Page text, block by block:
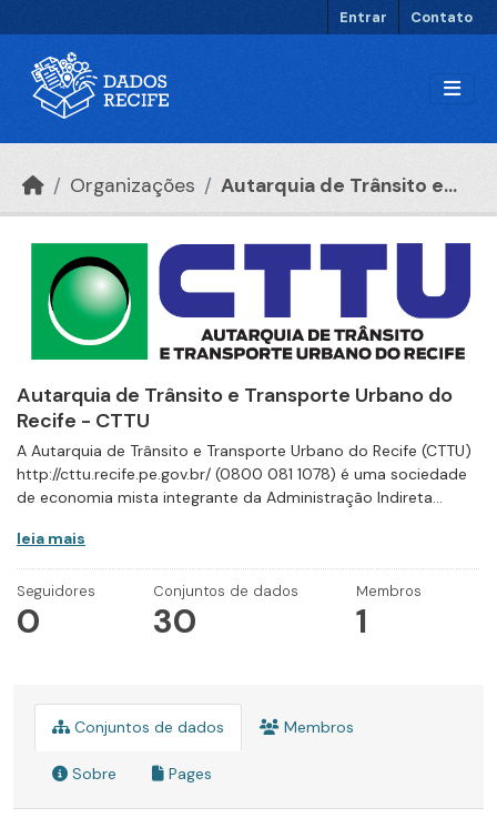
Entrar Contato
Organizações Autarquia de Trânsito e...
Autarquia de Trânsito e Transporte Urbano do
Recife - CTTU
A Autarquia de Trânsito e Transporte Urbano do Recife (CTTU)
http://cttu.recife.pe.gov.br/ (0800 081 1078) é uma sociedade
de economia mista integrante da Administração Indireta...
leia mais
Seguidores
0
Conjuntos de dados
30
Membros
1
Conjuntos de dados Membros
Sobre Pages